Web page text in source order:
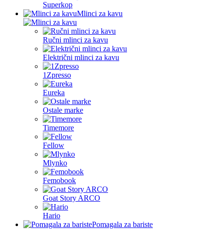
Superkop
Mlinci za kavu
Ručni mlinci za kavu
Električni mlinci za kavu
1Zpresso
Eureka
Ostale marke
Timemore
Fellow
Mlynko
Femobook
Goat Story ARCO
Hario
Pomagala za bariste